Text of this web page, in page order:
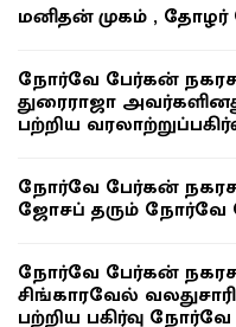
மனிதன் முகம் ,
நோர்வே பேர்கன்
துரைராஜா
பற்றிய
நோர்வே பேர்கன்
ஜோசப் தரும் நோர்வே
நோர்வே பேர்கன்
சிங்காரவேல்
பற்றிய பகிர்வு